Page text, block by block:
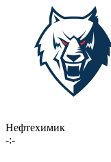
Нефтехимик
-:-